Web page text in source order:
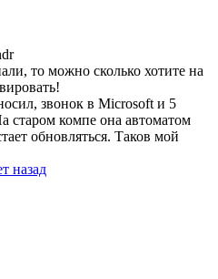
то можно сколько хотите на
звонок в Microsoft и 5
старом компе она автоматом
обновляться. Таков мой
назад